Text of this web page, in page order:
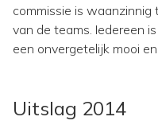
commissie is
van de teams. Iedereen
een onvergetelijk mooi
Uitslag 2014